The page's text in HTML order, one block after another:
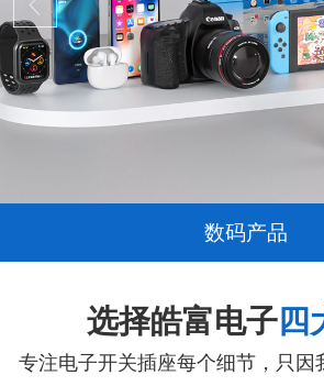
数码产品
选择皓富电子四
专注电子开关插座每个细节，只因